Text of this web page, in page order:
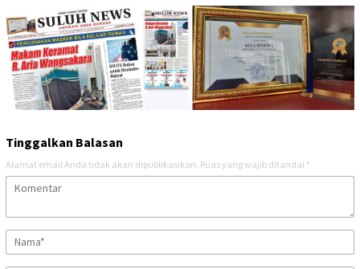
Tinggalkan Balasan
Alamat email Anda tidak akan dipublikasikan. Ruas yang wajib ditandai *